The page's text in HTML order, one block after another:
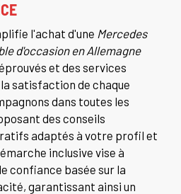
l'achat d'une Mercedes
d'occasion en Allemagne
et des services
satisfaction de chaque
dans toutes les
des conseils
adaptés à votre profil et
inclusive vise à
confiance basée sur la
garantissant ainsi un